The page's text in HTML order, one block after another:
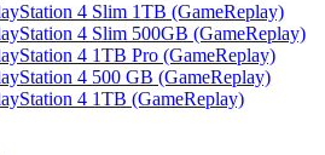
4 Slim 1TB (GameReplay)
4 Slim 500GB (GameReplay)
4 1TB Pro (GameReplay)
4 500 GB (GameReplay)
4 1TB (GameReplay)